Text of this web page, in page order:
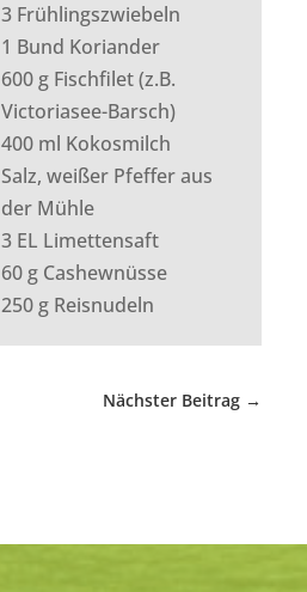
3 Frühlingszwiebeln
1 Bund Koriander
600 g Fischfilet (z.B.
Victoriasee-Barsch)
400 ml Kokosmilch
Salz, weißer Pfeffer aus
der Mühle
3 EL Limettensaft
60 g Cashewnüsse
250 g Reisnudeln
Nächster Beitrag →